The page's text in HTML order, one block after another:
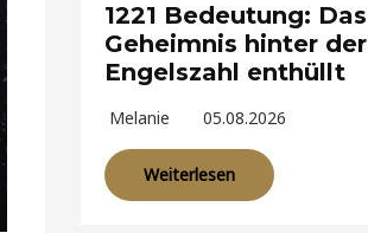
1221 Bedeutung: Das
Geheimnis hinter der
Engelszahl enthüllt
Melanie 05.08.2026
Weiterlesen